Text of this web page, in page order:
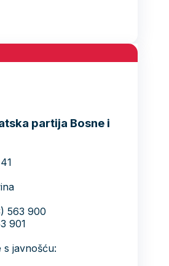
partija Bosne i
563 900
901
s javnošću: